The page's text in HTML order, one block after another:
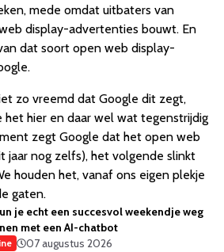
mede omdat uitbaters van
display-advertenties bouwt. En
dat soort open web display-
zo vreemd dat Google dit zegt,
het hier en daar wel wat tegenstrijdig
zegt Google dat het open web
jaar nog zelfs), het volgende slinkt
houden het, vanaf ons eigen plekje
gaten.
je echt een succesvol weekendje weg
met een AI-chatbot
07 augustus 2026